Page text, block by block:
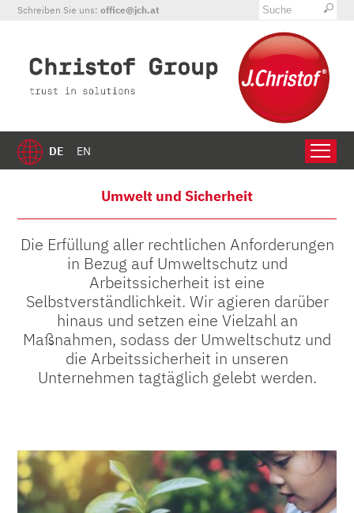
Schreiben Sie uns:office@jch.at
DE EN
Umwelt und Sicherheit
Die Erfüllung aller rechtlichen Anforderungen
in Bezug auf Umweltschutz und
Arbeitssicherheit ist eine
Selbstverständlichkeit. Wir agieren darüber
hinaus und setzen eine Vielzahl an
Maßnahmen, sodass der Umweltschutz und
die Arbeitssicherheit in unseren
Unternehmen tagtäglich gelebt werden.